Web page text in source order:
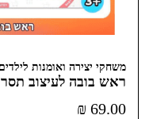
משחקי יצירה ואומנות לילדים
ראש בובה לעיצוב
₪ 69.00